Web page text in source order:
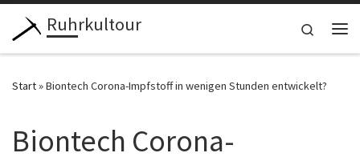
Zum Inhalt springen
Ruhrkultour
Search
Start»Biontech Corona-Impfstoff in wenigen Stunden entwickelt?
Biontech Corona-